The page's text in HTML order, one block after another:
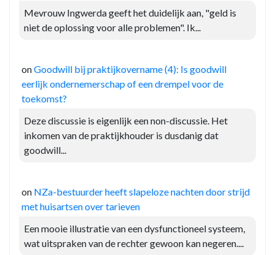
Mevrouw Ingwerda geeft het duidelijk aan, "geld is
niet de oplossing voor alle problemen". Ik...
onGoodwill bij praktijkovername (4): Is goodwill
eerlijk ondernemerschap of een drempel voor de
toekomst?
Deze discussie is eigenlijk een non-discussie. Het
inkomen van de praktijkhouder is dusdanig dat
goodwill...
on NZa-bestuurder heeft slapeloze nachten door strijd
met huisartsen over tarieven
Een mooie illustratie van een dysfunctioneel systeem,
wat uitspraken van de rechter gewoon kan negeren....